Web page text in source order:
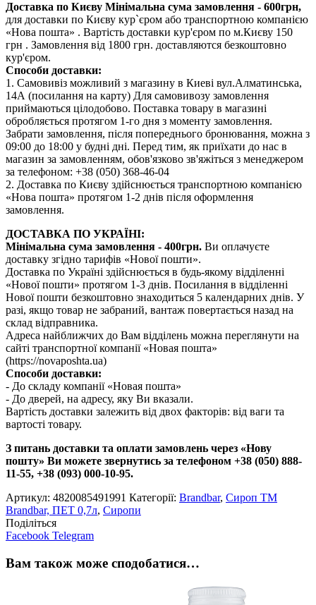
Доставка по Києву Мінімальна сума замовлення - 600грн,
для доставки по Києву кур`єром або транспортною компанією
«Нова пошта» . Вартість доставки кур'єром по м.Києву 150
грн . Замовлення від 1800 грн. доставляются безкоштовно
кур'єром.
Способи доставки:
1. Самовивіз можливий з магазину в Киеві вул.Алматинська,
14А (посилання на карту) Для самовивозу замовлення
приймаються цілодобово. Поставка товару в магазині
обробляється протягом 1-го дня з моменту замовлення.
Забрати замовлення, після попереднього бронювання, можна з
09:00 до 18:00 у будні дні. Перед тим, як приїхати до нас в
магазин за замовленням, обов'язково зв'яжіться з менеджером
за телефоном: +38 (050) 368-46-04
2. Доставка по Києву здійснюється транспортною компанією
«Нова пошта» протягом 1-2 днів після оформлення
замовлення.
ДОСТАВКА ПО УКРАЇНІ:
Мінімальна сума замовлення - 400грн. Ви оплачуєте
доставку згідно тарифів «Нової пошти».
Доставка по Україні здійснюється в будь-якому відділенні
«Нової пошти» протягом 1-3 днів. Посилання в відділенні
Нової пошти безкоштовно знаходиться 5 календарних днів. У
разі, якщо товар не забраний, вантаж повертається назад на
склад відправника.
Адреса найближчих до Вам відділень можна переглянути на
сайті транспортної компанії «Новая пошта»
(https://novaposhta.ua)
Способи доставки:
- До складу компанії «Новая пошта»
- До дверей, на адресу, яку Ви вказали.
Вартість доставки залежить від двох факторів: від ваги та
вартості товару.
З питань доставки та оплати замовлень через «Нову
пошту» Ви можете звернутись за телефоном +38 (050) 888-
11-55, +38 (093) 000-10-95.
Артикул: 4820085491991 Категорії: Brandbar, Сироп TM
Brandbar, ПЕТ 0,7л, Сиропи
Поділіться
Facebook Telegram
Вам також може сподобатися…